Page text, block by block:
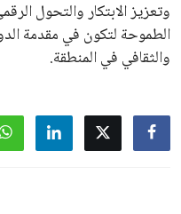
وتعزيز الابتكار والتحول
الطموحة لتكون في مقدمة
والثقافي في المنطقة.